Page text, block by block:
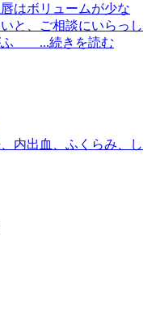
はボリュームが少な
と、ご相談にいらっし
ふ ...続きを読む
内出血、ふくらみ、し